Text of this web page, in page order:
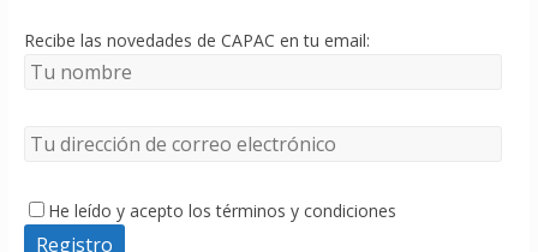
Recibe las novedades de CAPAC en tu email:
He leído y acepto los términos y condiciones